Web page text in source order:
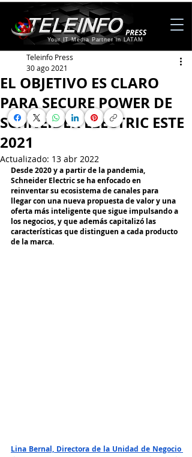
Your IT Media Partner in LATAM
EL OBJETIVO ES CLARO
PARA SECURE POWER DE
SCHNEIDER ELECTRIC ESTE
2021
Teleinfo Press
30 ago 2021
Actualizado: 13 abr 2022
Desde 2020 y a partir de la pandemia,
Schneider Electric se ha enfocado en
reinventar su ecosistema de canales para
llegar con una nueva propuesta de valor y una
oferta más inteligente que sigue impulsando a
los negocios, y que además capitalizó las
características que distinguen a cada producto
de la marca.
Lina Bernal, Directora de la Unidad de Negocio